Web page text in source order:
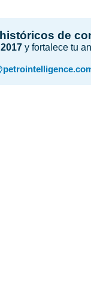
de
2017 y fortalece tu